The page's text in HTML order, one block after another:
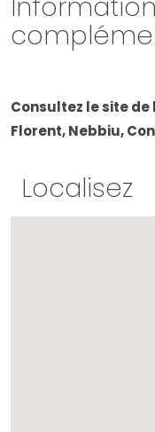
Consultez le site
Florent, Nebbiu,
Localisez